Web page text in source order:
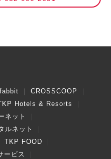
fabbit
CROSSCOOP
Hotels & Resorts
ネット
ルネット
TKP FOOD
ービス